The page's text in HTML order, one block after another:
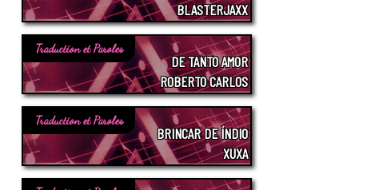
BLASTERJAXX
Traduction et Paroles
DE TANTO AMOR
ROBERTO CARLOS
Traduction et Paroles
BRINCAR DE ÍNDIO
XUXA